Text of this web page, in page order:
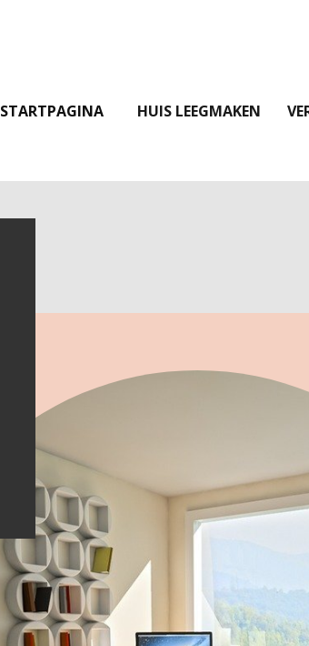
STARTPAGINA HUIS LEEGMAKEN